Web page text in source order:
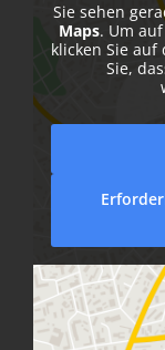
Sie sehen
Maps. Um
klicken Sie
Sie,